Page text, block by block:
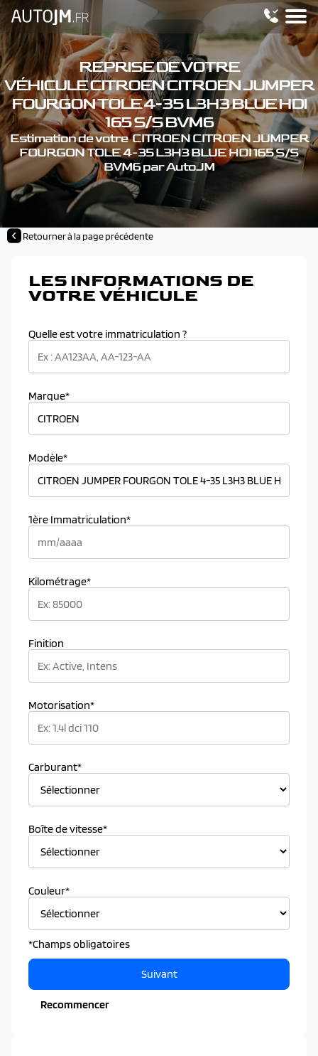
REPRISE DE VOTRE
VÉHICULE CITROEN CITROEN JUMPER
FOURGON TOLE 4-35 L3H3 BLUE HDI
165 S/S BVM6
Estimation de votre CITROEN CITROEN JUMPER
FOURGON TOLE 4-35 L3H3 BLUE HDI 165 S/S
BVM6 par AutoJM
Retourner à la page précédente
LES INFORMATIONS DE
VOTRE VÉHICULE
Quelle est votre immatriculation ?
Marque*
Modèle*
1ère Immatriculation*
Kilométrage*
Finition
Motorisation*
Carburant*
Boîte de vitesse*
Couleur*
*Champs obligatoires
Recommencer
Suivant